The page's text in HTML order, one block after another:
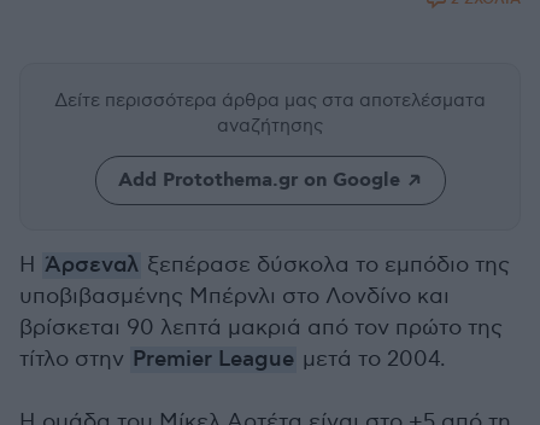
Δείτε περισσότερα άρθρα μας στα αποτελέσματα
αναζήτησης
Add Protothema.gr on Google
Η Άρσεναλ ξεπέρασε δύσκολα το εμπόδιο της
υποβιβασμένης Μπέρνλι στο Λονδίνο και
βρίσκεται 90 λεπτά μακριά από τον πρώτο της
τίτλο στην Premier League μετά το 2004.